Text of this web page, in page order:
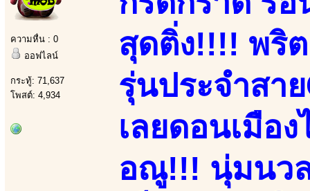
ความหื่น : 0
ออฟไลน์
กระทู้: 71,637
โพสต์: 4,934
สุดติ่ง!!!! พริ
รุ่นประจำสา
เลยดอนเมือ
อณู!!! นุ่มนว